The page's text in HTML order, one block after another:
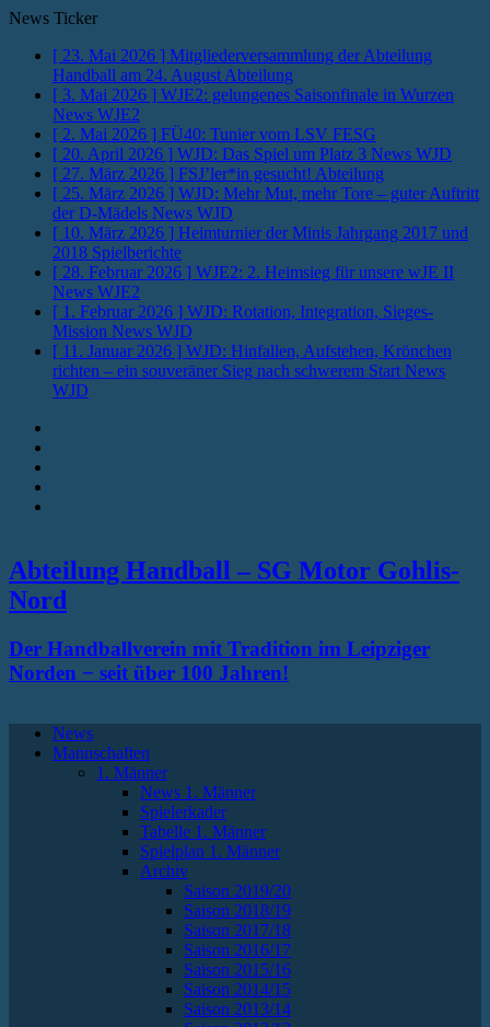
News Ticker
[ 23. Mai 2026 ] Mitgliederversammlung der Abteilung
Handball am 24. August Abteilung
[ 3. Mai 2026 ] WJE2: gelungenes Saisonfinale in Wurzen
News WJE2
[ 2. Mai 2026 ] FÜ40: Tunier vom LSV FESG
[ 20. April 2026 ] WJD: Das Spiel um Platz 3 News WJD
[ 27. März 2026 ] FSJ’ler*in gesucht! Abteilung
[ 25. März 2026 ] WJD: Mehr Mut, mehr Tore – guter Auftritt
der D-Mädels News WJD
[ 10. März 2026 ] Heimturnier der Minis Jahrgang 2017 und
2018 Spielberichte
[ 28. Februar 2026 ] WJE2: 2. Heimsieg für unsere wJE II
News WJE2
[ 1. Februar 2026 ] WJD: Rotation, Integration, Sieges-
Mission News WJD
[ 11. Januar 2026 ] WJD: Hinfallen, Aufstehen, Krönchen
richten – ein souveräner Sieg nach schwerem Start News
WJD
Abteilung Handball – SG Motor Gohlis-
Nord
Der Handballverein mit Tradition im Leipziger
Norden − seit über 100 Jahren!
News
Mannschaften
1. Männer
News 1. Männer
Spielerkader
Tabelle 1. Männer
Spielplan 1. Männer
Archiv
Saison 2019/20
Saison 2018/19
Saison 2017/18
Saison 2016/17
Saison 2015/16
Saison 2014/15
Saison 2013/14